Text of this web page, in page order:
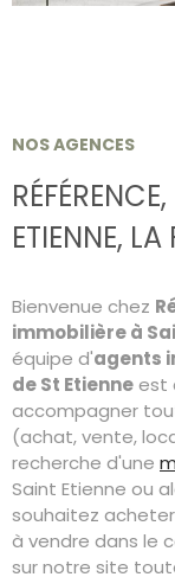
NOS AGENCES
RÉFÉRENCE,
ETIENNE, LA
Bienvenue chez
immobilière à
équipe d'agents
de St Etienneest
accompagner
(achat, vente,
recherche d'une
Saint Etienne ou
souhaitez
à vendre dans le
sur notre site